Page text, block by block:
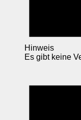
Hinweis
Es gibt keine